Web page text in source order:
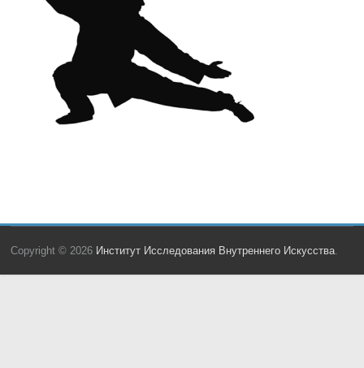
Copyright © 2026 Институт Исследования Внутреннего Искусства.